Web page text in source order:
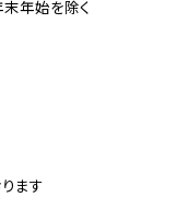
年始を除く
ます